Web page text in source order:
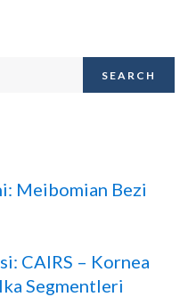
SEARCH
Meibomian Bezi
CAIRS – Kornea
Segmentleri